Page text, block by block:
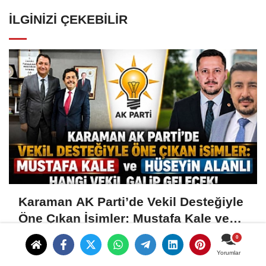
Yorumlar
İLGINIZI ÇEKEBILIR
Karaman AK Parti’de Vekil Desteğiyle
Öne Çıkan İsimler: Mustafa Kale ve
Hüseyin Alanlı